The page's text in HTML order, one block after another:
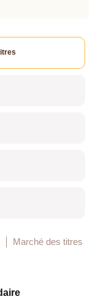
Marché des titres